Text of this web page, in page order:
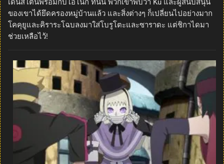
เดนสโตนพร้อมกับโอโนกิ ที่นั่น พวกเขาพบว่า Ku และผู้สนับสนุน
ของเขาได้ยึดครองหมู่บ้านแล้ว และสิ่งต่างๆ ก็เปลี่ยนไปอย่างมาก
โคคุยูและคิราระโฉบลงมาใส่โบรูโตะและซาราดะ แต่ชิกาไดมา
ช่วยเหลือไว้!